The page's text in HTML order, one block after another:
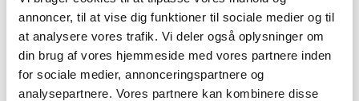
annoncer, til at vise dig funktioner til sociale medier og til
at analysere vores trafik. Vi deler også oplysninger om
din brug af vores hjemmeside med vores partnere inden
for sociale medier, annonceringspartnere og
analysepartnere. Vores partnere kan kombinere disse
Vi giver gerne et bud på et uforpligtende tilbud. Udfyld
formularen så vender vi tilbage hurtigst muligt.